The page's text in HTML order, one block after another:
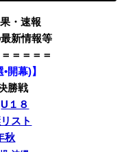
・速報
新情報等
＝＝＝＝
開幕)】
勝戦
U１８
スト
秋